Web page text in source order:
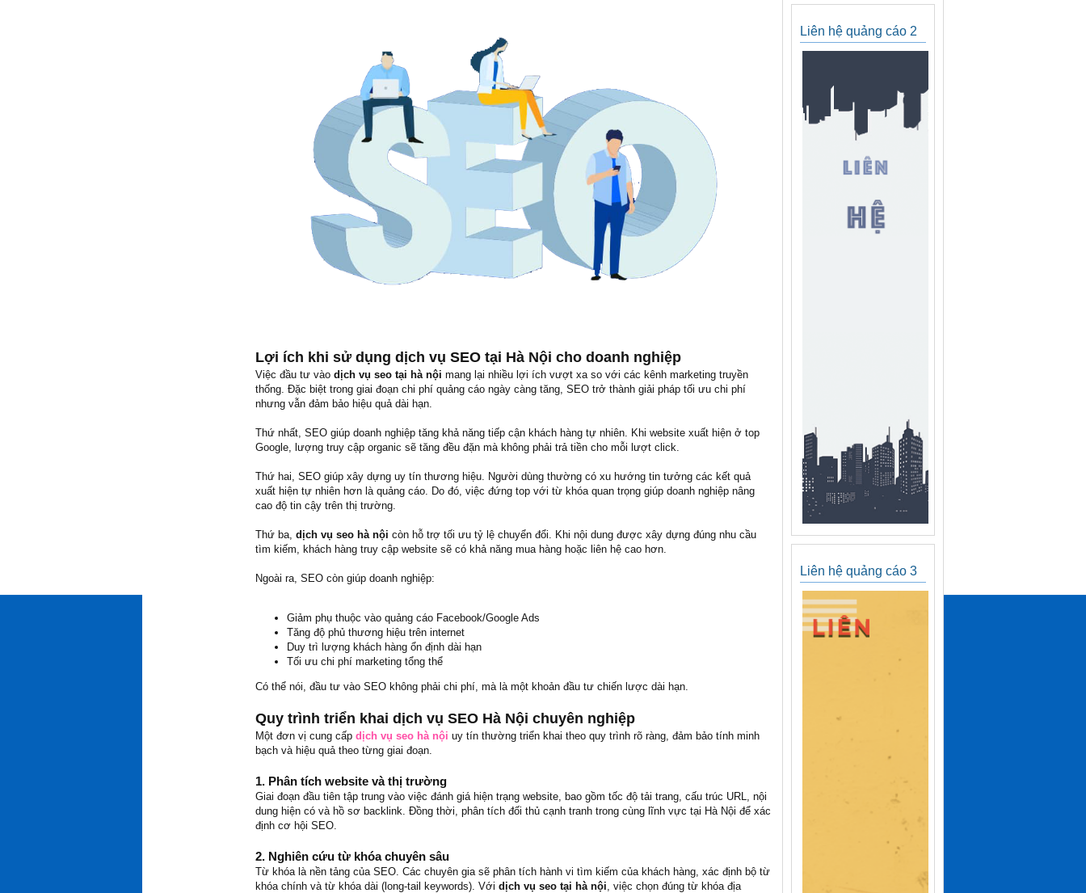
Lợi ích khi sử dụng dịch vụ SEO tại Hà Nội cho doanh nghiệp
Việc đầu tư vào dịch vụ seo tại hà nội mang lại nhiều lợi ích vượt xa so với các kênh marketing truyền
thống. Đặc biệt trong giai đoạn chi phí quảng cáo ngày càng tăng, SEO trở thành giải pháp tối ưu chi phí
nhưng vẫn đảm bảo hiệu quả dài hạn.
Thứ nhất, SEO giúp doanh nghiệp tăng khả năng tiếp cận khách hàng tự nhiên. Khi website xuất hiện ở top
Google, lượng truy cập organic sẽ tăng đều đặn mà không phải trả tiền cho mỗi lượt click.
Thứ hai, SEO giúp xây dựng uy tín thương hiệu. Người dùng thường có xu hướng tin tưởng các kết quả
xuất hiện tự nhiên hơn là quảng cáo. Do đó, việc đứng top với từ khóa quan trọng giúp doanh nghiệp nâng
cao độ tin cậy trên thị trường.
Thứ ba, dịch vụ seo hà nội còn hỗ trợ tối ưu tỷ lệ chuyển đổi. Khi nội dung được xây dựng đúng nhu cầu
tìm kiếm, khách hàng truy cập website sẽ có khả năng mua hàng hoặc liên hệ cao hơn.
Ngoài ra, SEO còn giúp doanh nghiệp:
Giảm phụ thuộc vào quảng cáo Facebook/Google Ads
Tăng độ phủ thương hiệu trên internet
Duy trì lượng khách hàng ổn định dài hạn
Tối ưu chi phí marketing tổng thể
Có thể nói, đầu tư vào SEO không phải chi phí, mà là một khoản đầu tư chiến lược dài hạn.
Quy trình triển khai dịch vụ SEO Hà Nội chuyên nghiệp
Một đơn vị cung cấp dịch vụ seo hà nội uy tín thường triển khai theo quy trình rõ ràng, đảm bảo tính minh
bạch và hiệu quả theo từng giai đoạn.
1. Phân tích website và thị trường
Giai đoạn đầu tiên tập trung vào việc đánh giá hiện trạng website, bao gồm tốc độ tải trang, cấu trúc URL, nội
dung hiện có và hồ sơ backlink. Đồng thời, phân tích đối thủ cạnh tranh trong cùng lĩnh vực tại Hà Nội để xác
định cơ hội SEO.
2. Nghiên cứu từ khóa chuyên sâu
Từ khóa là nền tảng của SEO. Các chuyên gia sẽ phân tích hành vi tìm kiếm của khách hàng, xác định bộ từ
khóa chính và từ khóa dài (long-tail keywords). Với dịch vụ seo tại hà nội , việc chọn đúng từ khóa địa
Liên hệ quảng cáo 2
Liên hệ quảng cáo 3